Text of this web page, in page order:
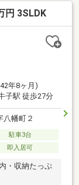
円 3SLDK
年8ヶ月)
子駅 徒歩27分
八幡町２
駐車3台
即入居可
・収納たっぷ